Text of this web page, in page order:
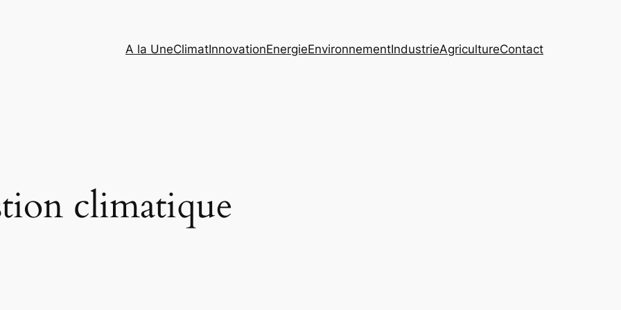
A la UneClimatInnovationEnergieEnvironnementIndustrieAgricultureContact
climatique